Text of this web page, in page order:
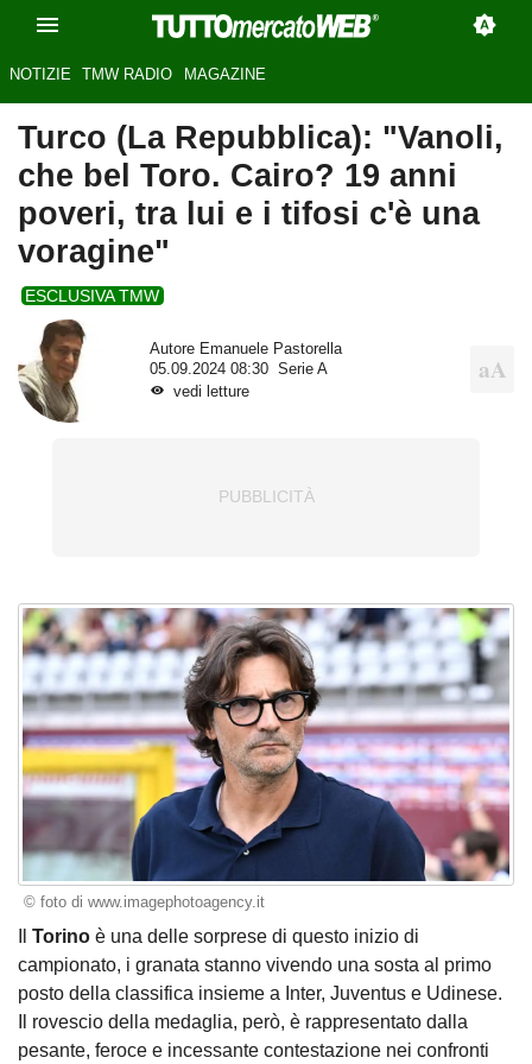
NOTIZIE TMW RADIO MAGAZINE
Turco (La Repubblica): "Vanoli,
che bel Toro. Cairo? 19 anni
poveri, tra lui e i tifosi c'è una
voragine"
ESCLUSIVA TMW
Autore Emanuele Pastorella
05.09.2024 08:30
Serie A
vedi letture
© foto di www.imagephotoagency.it
Torino è una delle sorprese di questo inizio di
campionato, i granata stanno vivendo una sosta al primo
posto della classifica insieme a Inter, Juventus e Udinese.
Il rovescio della medaglia, però, è rappresentato dalla
pesante, feroce e incessante contestazione nei confronti